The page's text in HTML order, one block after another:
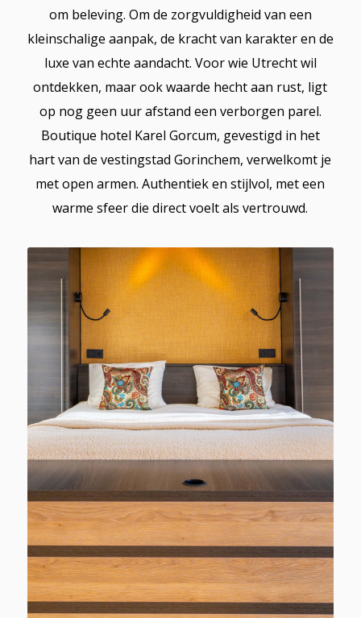
om beleving. Om de zorgvuldigheid van een
kleinschalige aanpak, de kracht van karakter en de
luxe van echte aandacht. Voor wie Utrecht wil
ontdekken, maar ook waarde hecht aan rust, ligt
op nog geen uur afstand een verborgen parel.
Boutique hotel Karel Gorcum, gevestigd in het
hart van de vestingstad Gorinchem, verwelkomt je
met open armen. Authentiek en stijlvol, met een
warme sfeer die direct voelt als vertrouwd.